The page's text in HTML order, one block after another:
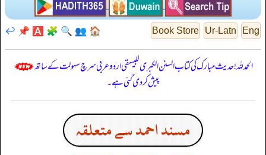
Eng
Ur-Latn
Book Store
🏠
👥
🔍
🧩
🅰️
📌
↩️
الحمدللہ! حدیث مبارک کی کتاب السنن الكبرى للبيهقي اردو عربی سرچ سہولت کے ساتھ
پیش کر دی گئی ہے۔
مسند احمد سے متعلقہ